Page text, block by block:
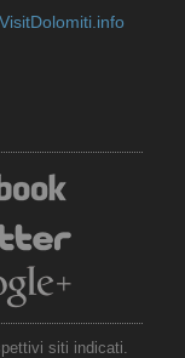
siti indicati.